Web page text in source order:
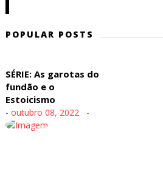
POPULAR POSTS
SÉRIE: As garotas do
fundão e o
Estoicismo
- outubro 08, 2022